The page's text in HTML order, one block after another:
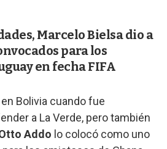
Marcelo Bielsa dio a
para los
en fecha FIFA
Bolivia cuando fue
a La Verde, pero también
Addo lo colocó como uno